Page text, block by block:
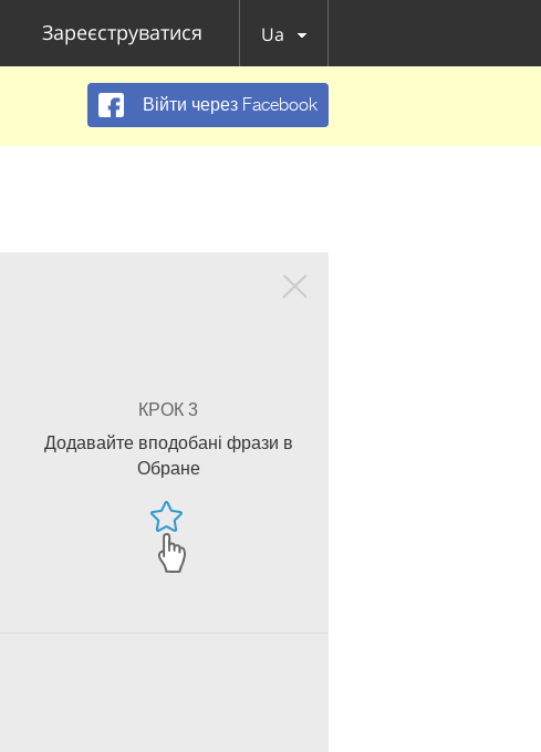
Зареєструватися Ua
Війти через Facebook
КРОК 3
Додавайте вподобані фрази в
Обране